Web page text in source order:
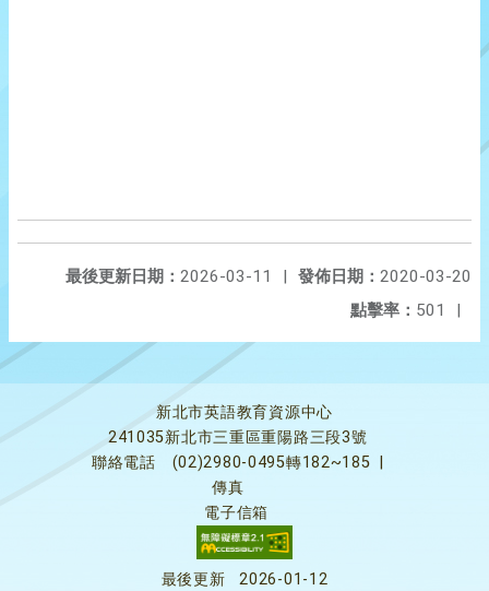
發佈日期： 2020-03-20
最後更新日期： 2026-03-11
|
點擊率： 501 |
新北市英語教育資源中心
241035新北市三重區重陽路三段3號
聯絡電話
(02)2980-0495轉182~185
傳真
電子信箱
最後更新 2026-01-12